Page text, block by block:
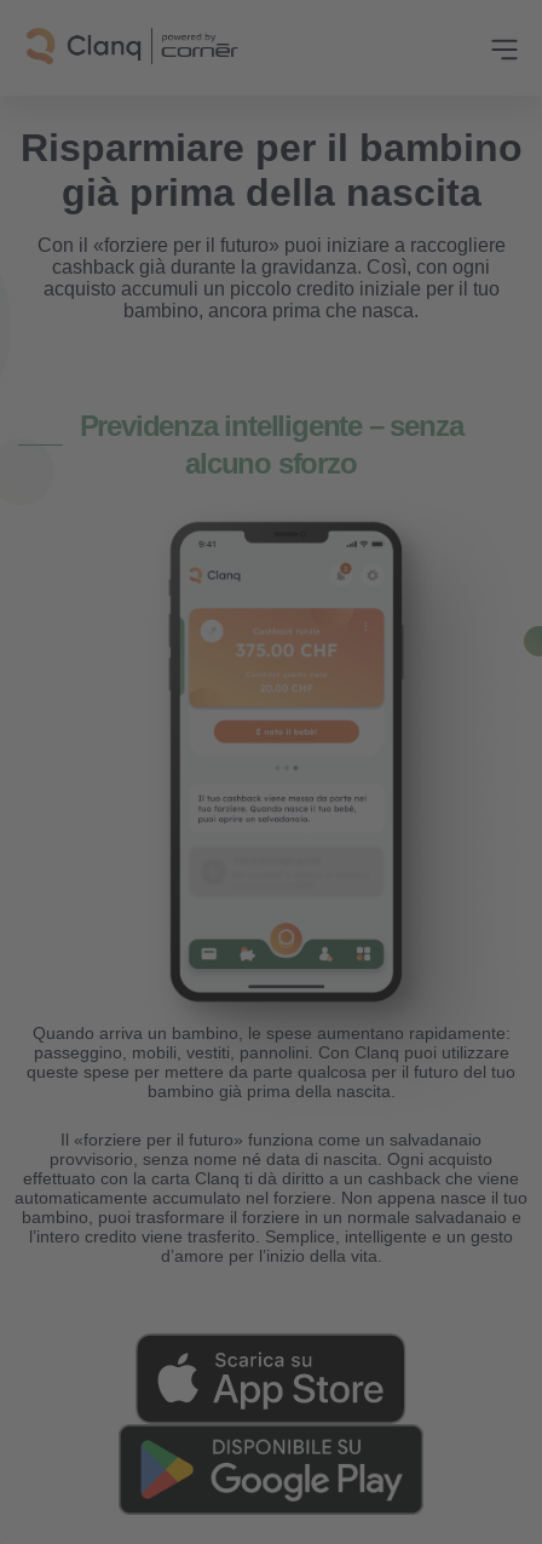
Chi siamo
Cashback
Clan familiare
Forziere per il futuro
Programma di raccomandazione
Sicurezza
Blog
Scarica l’app
Aiuto
Contatti
Risparmiare per il bambino
già prima della nascita
Con il «forziere per il futuro» puoi iniziare a raccogliere
cashback già durante la gravidanza. Così, con ogni
acquisto accumuli un piccolo credito iniziale per il tuo
bambino, ancora prima che nasca.
Previdenza intelligente – senza
alcuno sforzo
Quando arriva un bambino, le spese aumentano rapidamente:
passeggino, mobili, vestiti, pannolini. Con Clanq puoi utilizzare
queste spese per mettere da parte qualcosa per il futuro del tuo
bambino già prima della nascita.
Il «forziere per il futuro» funziona come un salvadanaio
provvisorio, senza nome né data di nascita. Ogni acquisto
effettuato con la carta Clanq ti dà diritto a un cashback che viene
automaticamente accumulato nel forziere. Non appena nasce il tuo
bambino, puoi trasformare il forziere in un normale salvadanaio e
l’intero credito viene trasferito. Semplice, intelligente e un gesto
d’amore per l’inizio della vita.